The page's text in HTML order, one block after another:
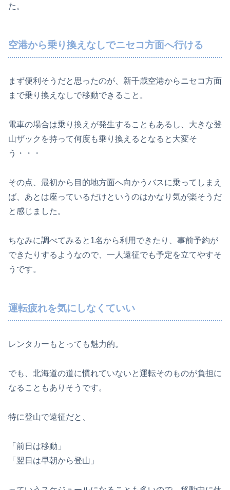
た。
空港から乗り換えなしでニセコ方面へ行ける
まず便利そうだと思ったのが、新千歳空港からニセコ方面
まで乗り換えなしで移動できること。
電車の場合は乗り換えが発生することもあるし、大きな登
山ザックを持って何度も乗り換えるとなると大変そ
う・・・
その点、最初から目的地方面へ向かうバスに乗ってしまえ
ば、あとは座っているだけというのはかなり気が楽そうだ
と感じました。
ちなみに調べてみると1名から利用できたり、事前予約が
できたりするようなので、一人遠征でも予定を立てやすそ
うです。
運転疲れを気にしなくていい
レンタカーもとっても魅力的。
でも、北海道の道に慣れていないと運転そのものが負担に
なることもありそうです。
特に登山で遠征だと、
「前日は移動」
「翌日は早朝から登山」